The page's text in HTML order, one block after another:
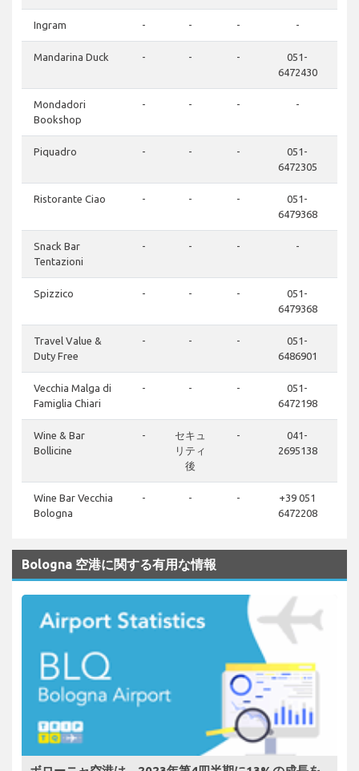
Ingram - - - -
Mandarina Duck - - -
051-
6472430
Mondadori
Bookshop
- - - -
Piquadro - - -
051-
6472305
Ristorante Ciao - - -
051-
6479368
Snack Bar
Tentazioni
- - - -
Spizzico - - -
051-
6479368
Travel Value &
Duty Free
- - -
051-
6486901
Vecchia Malga di
Famiglia Chiari
- - -
051-
6472198
Wine & Bar
Bollicine
-
セキュ
リティ
後
-
041-
2695138
Wine Bar Vecchia
Bologna
- - -
+39 051
6472208
Bologna 空港に関する有用な情報